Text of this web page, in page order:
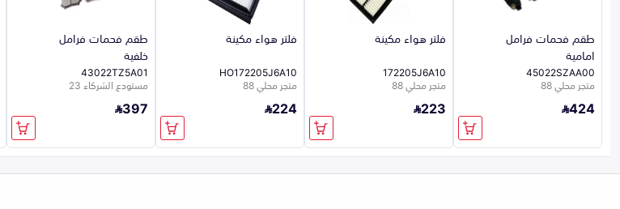
طقم فحمات فرامل
امامية
45022SZAA00
متجر محلي 88
424
فلتر هواء مكينة
172205J6A10
متجر محلي 88
223
فلتر هواء مكينة
HO172205J6A10
متجر محلي 88
224
طقم فحمات فرامل
خلفية
43022TZ5A01
مستودع الشركاء 23
397